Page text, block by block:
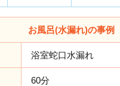
お風呂(水漏れ)の事例
浴室蛇口水漏れ
60分